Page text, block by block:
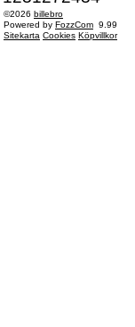
©2026 billebro
Powered by FozzCom 9.99
Sitekarta Cookies Köpvillkor